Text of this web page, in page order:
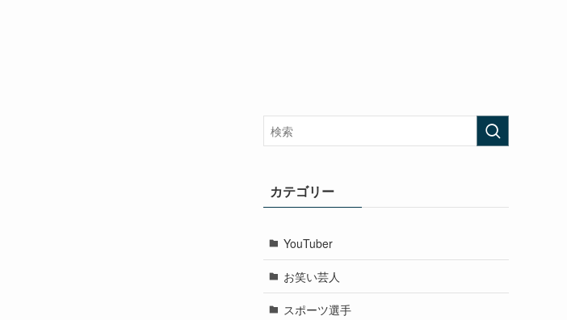
カテゴリー
YouTuber
お笑い芸人
スポーツ選手